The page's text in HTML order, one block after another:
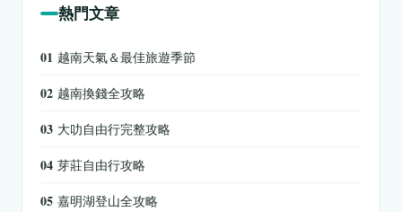
熱門文章
01 越南天氣＆最佳旅遊季節
02 越南換錢全攻略
03 大叻自由行完整攻略
04 芽莊自由行攻略
05 嘉明湖登山全攻略